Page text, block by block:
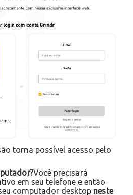
torna possível acesso pelo
Você precisará
em seu telefone e então
computador desktop neste